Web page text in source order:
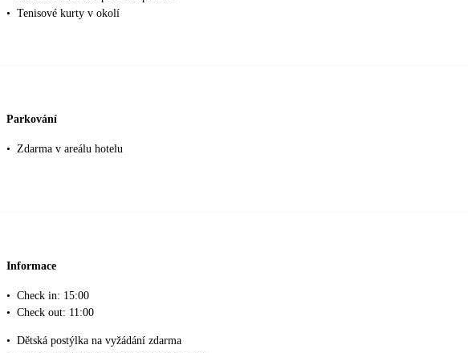
• Tenisové kurty v okolí
Parkování
• Zdarma v areálu hotelu
Informace
• Check in: 15:00
• Check out: 11:00
• Dětská postýlka na vyžádání zdarma